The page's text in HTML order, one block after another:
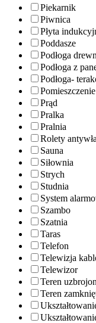
Piekarnik
Piwnica
Płyta
Poddasze
Podłoga
Podłoga z
Podłoga-
Prąd
Pralka
Pralnia
Rolety
Sauna
Siłownia
Strych
Studnia
System
Szambo
Szatnia
Taras
Telefon
Telewizja
Telewizor
Teren
Teren